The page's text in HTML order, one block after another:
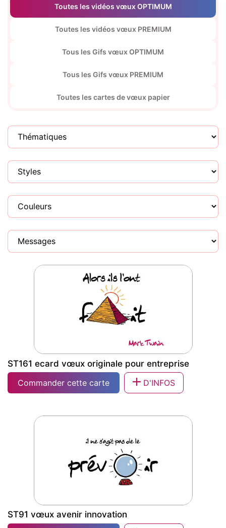
Toutes les vidéos vœux OPTIMUM
Toutes les vidéos vœux PREMIUM
Tous les Gifs vœux OPTIMUM
Tous les Gifs vœux PREMIUM
Toutes les cartes de vœux papier
ST161 ecard vœux originale pour
ST161 ecard vœux originale pour entreprise
Commander cette carte
D'INFOS
ST91 vœux avenir innovation